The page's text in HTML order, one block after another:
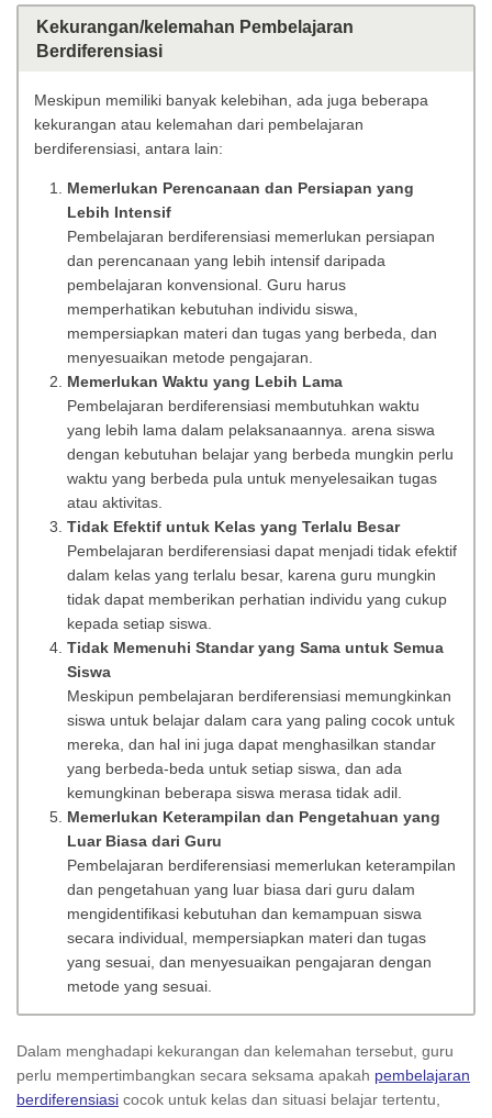
Kekurangan/kelemahan Pembelajaran
Berdiferensiasi
Meskipun memiliki banyak kelebihan, ada juga beberapa
kekurangan atau kelemahan dari pembelajaran
berdiferensiasi, antara lain:
Memerlukan Perencanaan dan Persiapan yang
Lebih Intensif
Pembelajaran berdiferensiasi memerlukan persiapan
dan perencanaan yang lebih intensif daripada
pembelajaran konvensional. Guru harus
memperhatikan kebutuhan individu siswa,
mempersiapkan materi dan tugas yang berbeda, dan
menyesuaikan metode pengajaran.
Memerlukan Waktu yang Lebih Lama
Pembelajaran berdiferensiasi membutuhkan waktu
yang lebih lama dalam pelaksanaannya. arena siswa
dengan kebutuhan belajar yang berbeda mungkin perlu
waktu yang berbeda pula untuk menyelesaikan tugas
atau aktivitas.
Tidak Efektif untuk Kelas yang Terlalu Besar
Pembelajaran berdiferensiasi dapat menjadi tidak efektif
dalam kelas yang terlalu besar, karena guru mungkin
tidak dapat memberikan perhatian individu yang cukup
kepada setiap siswa.
Tidak Memenuhi Standar yang Sama untuk Semua
Siswa
Meskipun pembelajaran berdiferensiasi memungkinkan
siswa untuk belajar dalam cara yang paling cocok untuk
mereka, dan hal ini juga dapat menghasilkan standar
yang berbeda-beda untuk setiap siswa, dan ada
kemungkinan beberapa siswa merasa tidak adil.
Memerlukan Keterampilan dan Pengetahuan yang
Luar Biasa dari Guru
Pembelajaran berdiferensiasi memerlukan keterampilan
dan pengetahuan yang luar biasa dari guru dalam
mengidentifikasi kebutuhan dan kemampuan siswa
secara individual, mempersiapkan materi dan tugas
yang sesuai, dan menyesuaikan pengajaran dengan
metode yang sesuai.
Dalam menghadapi kekurangan dan kelemahan tersebut, guru
perlu mempertimbangkan secara seksama apakah pembelajaran
berdiferensiasi cocok untuk kelas dan situasi belajar tertentu,